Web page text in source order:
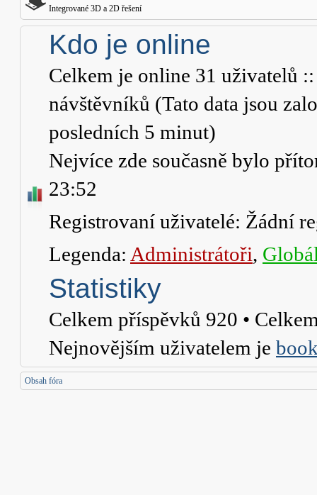
Integrované 3D a 2D řešení
Kdo je online
Celkem je online 31 uživatelů
návštěvníků (Tato data jsou
posledních 5 minut)
Nejvíce zde současně bylo
23:52
Registrovaní uživatelé: Žádní
Legenda: Administrátoři,
Statistiky
Celkem příspěvků 920 •
Nejnovějším uživatelem je
Obsah fóra